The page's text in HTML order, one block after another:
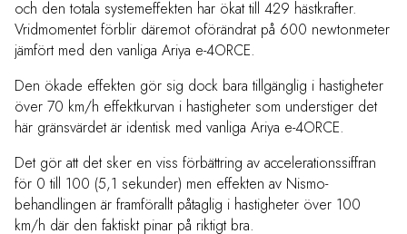
och den totala systemeffekten har ökat till 429 hästkrafter.
Vridmomentet förblir däremot oförändrat på 600 newtonmeter
jämfört med den vanliga Ariya e-4ORCE.
Den ökade effekten gör sig dock bara tillgänglig i hastigheter
över 70 km/h effektkurvan i hastigheter som understiger det
här gränsvärdet är identisk med vanliga Ariya e-4ORCE.
Det gör att det sker en viss förbättring av accelerationssiffran
för 0 till 100 (5,1 sekunder) men effekten av Nismo-
behandlingen är framförallt påtaglig i hastigheter över 100
km/h där den faktiskt pinar på riktigt bra.